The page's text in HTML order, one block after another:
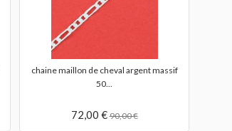
chaine maillon de cheval argent massif
50...
72,00 €90,00 €